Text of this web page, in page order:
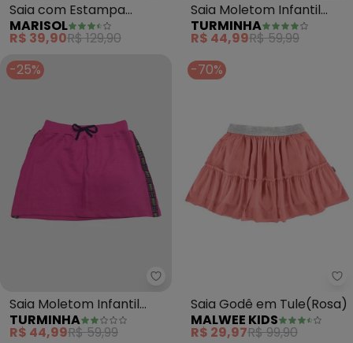
Saia com Estampa
Interativa (Rosa)
MARISOL
R$ 39,90R$ 129,90
Saia Moletom Infantil
(Rosa)
TURMINHA
R$ 44,99R$ 59,99
-25%
Turminha - Saia Moletom
Saia Moletom Infantil
(Rosa)
TURMINHA
R$ 44,99R$ 59,99
-70%
Saia Godê em Tule(Rosa)
MALWEE KIDS
R$ 29,97R$ 99,90